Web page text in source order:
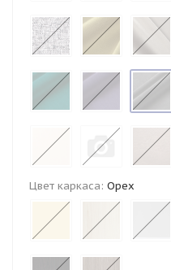
Цвет каркаса: Орех